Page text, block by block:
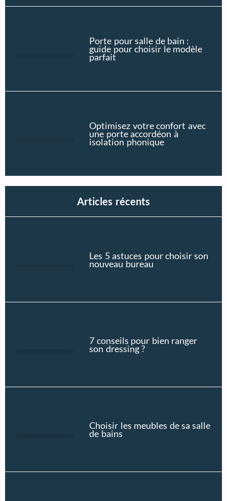
Porte pour salle de bain :
guide pour choisir le modèle
parfait
Optimisez votre confort avec
une porte accordéon à
isolation phonique
Articles récents
Les 5 astuces pour choisir son
nouveau bureau
7 conseils pour bien ranger
son dressing ?
Choisir les meubles de sa salle
de bains